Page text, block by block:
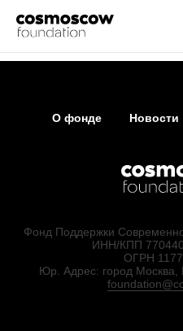
О фонде Новости
Фонд Поддержки
ИНН/КПП
ОГРН
Юр. Адрес: город Москва,